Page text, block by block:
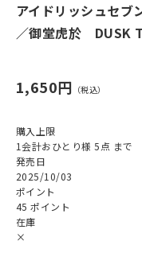
アイドリッシュセ
／御堂虎於 DUSK
1,650円
購入上限
1会計おひとり様 5点 まで
発売日
2025/10/03
ポイント
45 ポイント
在庫
×